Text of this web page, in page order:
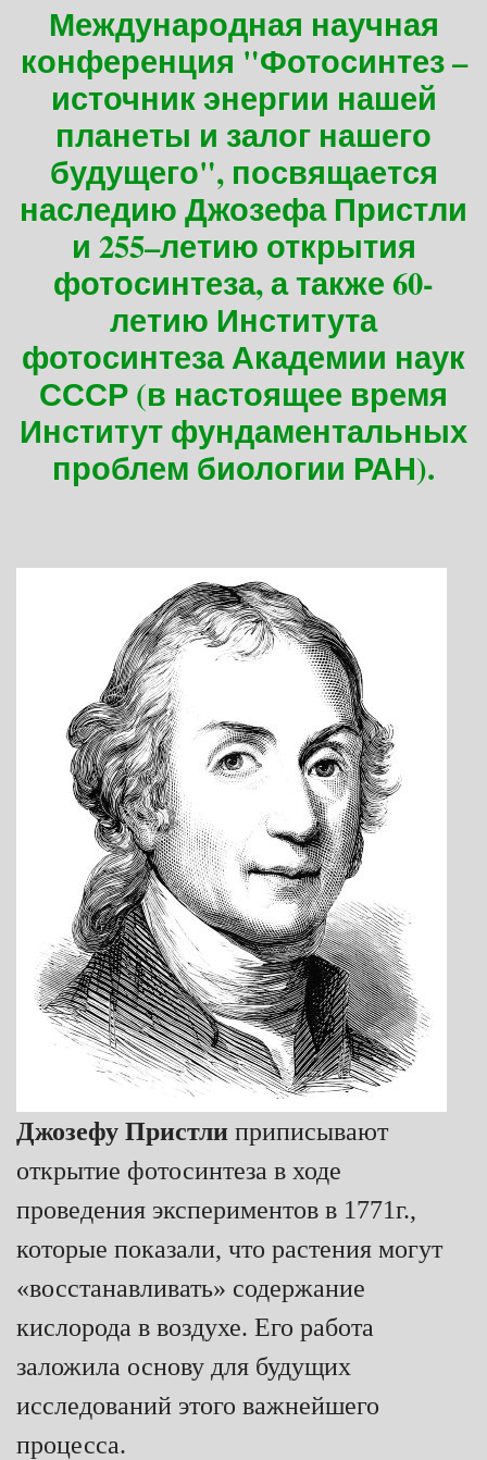
Международная научная
конференция "Фотосинтез –
источник энергии нашей
планеты и залог нашего
будущего", посвящается
наследию Джозефа Пристли
и 255–летию открытия
фотосинтеза, а также 60-
летию Института
фотосинтеза Академии наук
СССР (в настоящее время
Институт фундаментальных
проблем биологии РАН).
Джозефу Пристли приписывают
открытие фотосинтеза в ходе
проведения экспериментов в 1771г.,
которые показали, что растения могут
«восстанавливать» содержание
кислорода в воздухе. Его работа
заложила основу для будущих
исследований этого важнейшего
процесса.